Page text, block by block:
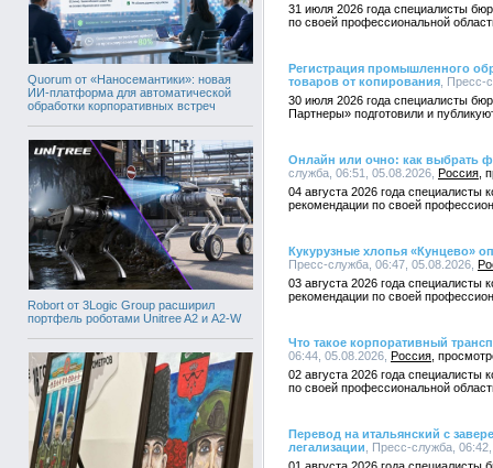
Quorum от «Наносемантики»: новая
ИИ-платформа для автоматической
обработки корпоративных встреч
Robort от 3Logic Group расширил
портфель роботами Unitree A2 и A2-W
31 июля 2026 года специалисты
по своей профессиональной
Регистрация промышленного
товаров от копирования ,
30 июля 2026 года специалисты
Партнеры» подготовили и
Онлайн или очно: как выбрать
служба, 06:51, 05.08.2026, Россия
04 августа 2026 года специалисты
рекомендации по своей
Кукурузные хлопья «Кунцево»
Пресс-служба, 06:47, 05.08.2026,
03 августа 2026 года специалисты
рекомендации по своей
Что такое корпоративный
06:44, 05.08.2026, Россия
02 августа 2026 года специалисты
по своей профессиональной
Перевод на итальянский с
легализации , Пресс-служба,